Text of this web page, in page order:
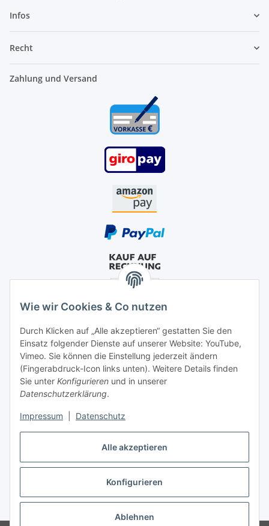
Alle akzeptieren
Konfigurieren
Ablehnen
Wie wir Cookies & Co nutzen
Durch Klicken auf „Alle akzeptieren“ gestatten Sie den
Einsatz folgender Dienste auf unserer Website: YouTube,
Vimeo. Sie können die Einstellung jederzeit ändern
(Fingerabdruck-Icon links unten). Weitere Details finden
Sie unter Konfigurieren und in unserer
Datenschutzerklärung.
Impressum Datenschutz
Infos
Recht
Zahlung und Versand
Vertrag widerrufen
* Alle Preise inkl. gesetzlicher USt., zzgl.Versand